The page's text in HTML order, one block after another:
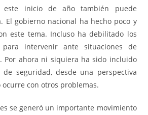
este inicio de año también puede
El gobierno nacional ha hecho poco y
este tema. Incluso ha debilitado los
para intervenir ante situaciones de
Por ahora ni siquiera ha sido incluido
seguridad, desde una perspectiva
con otros problemas.
se generó un importante movimiento